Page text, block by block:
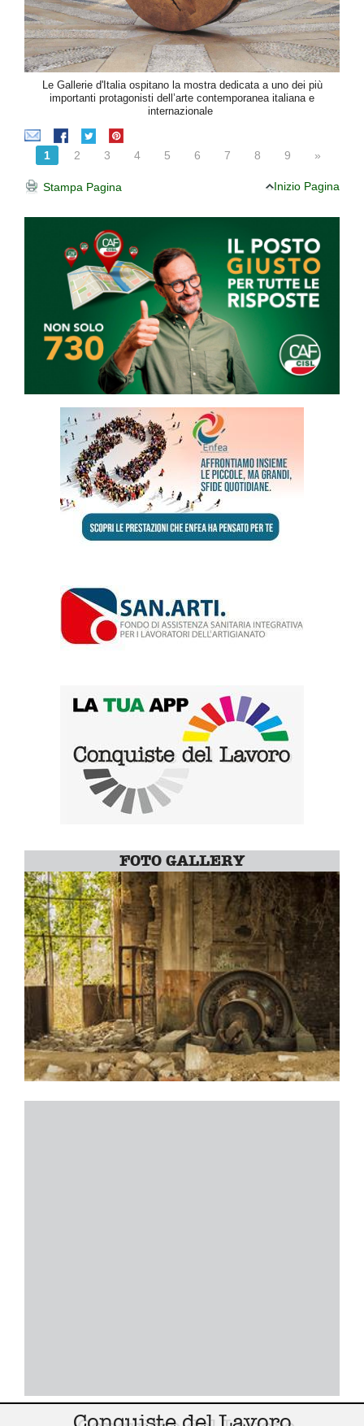
Le Gallerie d'Italia ospitano la mostra dedicata a uno dei più
importanti protagonisti dell’arte contemporanea italiana e
internazionale
1 2 3 4 5 6 7 8 9 »
Stampa Pagina Inizio Pagina
FOTO GALLERY